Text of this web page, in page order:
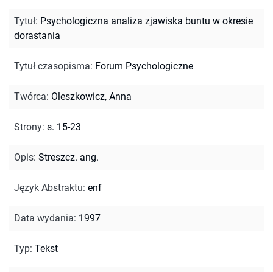
Tytuł: Psychologiczna analiza zjawiska buntu w okresie
dorastania
Tytuł czasopisma: Forum Psychologiczne
Twórca: Oleszkowicz, Anna
Strony: s. 15-23
Opis: Streszcz. ang.
Język Abstraktu: enf
Data wydania: 1997
Typ: Tekst